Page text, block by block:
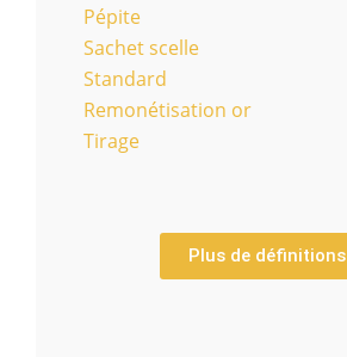
Pépite
Sachet scelle
Standard
Remonétisation or
Tirage
Plus de définitions